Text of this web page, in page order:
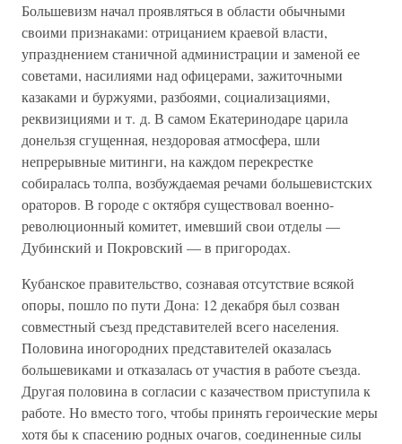
Большевизм начал проявляться в области обычными
своими признаками: отрицанием краевой власти,
упразднением станичной администрации и заменой ее
советами, насилиями над офицерами, зажиточными
казаками и буржуями, разбоями, социализациями,
реквизициями и т. д. В самом Екатеринодаре царила
донельзя сгущенная, нездоровая атмосфера, шли
непрерывные митинги, на каждом перекрестке
собиралась толпа, возбуждаемая речами большевистских
ораторов. В городе с октября существовал военно-
революционный комитет, имевший свои отделы —
Дубинский и Покровский — в пригородах.
Кубанское правительство, сознавая отсутствие всякой
опоры, пошло по пути Дона: 12 декабря был созван
совместный съезд представителей всего населения.
Половина иногородних представителей оказалась
большевиками и отказалась от участия в работе съезда.
Другая половина в согласии с казачеством приступила к
работе. Но вместо того, чтобы принять героические меры
хотя бы к спасению родных очагов, соединенные силы